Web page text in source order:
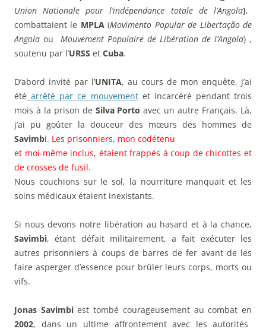
Union Nationale pour l’indépendance totale de l’Angola),
combattaient le MPLA(Movimento Popular de Libertação de
Angola ou Mouvement Populaire de Libération de l’Angola) ,
soutenu par l’URSS et Cuba.
D’abord invité par l’UNITA, au cours de mon enquête, j’ai
été arrêté par ce mouvementet incarcéré pendant trois
mois à la prison de Silva Porto avec un autre Français. Là,
j’ai pu goûter la douceur des mœurs des hommes de
Savimbi. Les prisonniers, mon codétenu
et moi-même inclus, étaient frappés à coup de chicottes et
de crosses de fusil.
Nous couchions sur le sol, la nourriture manquait et les
soins médicaux étaient inexistants.
Si nous devons notre libération au hasard et à la chance,
Savimbi, étant défait militairement, a fait exécuter les
autres prisonniers à coups de barres de fer avant de les
faire asperger d’essence pour brûler leurs corps, morts ou
vifs.
Jonas Savimbiest tombé courageusement au combat en
2002, dans un ultime affrontement avec les autorités